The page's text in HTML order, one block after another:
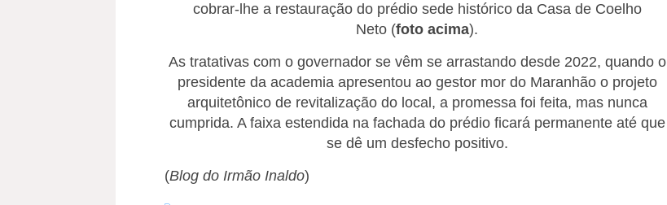
cobrar-lhe a restauração do prédio sede histórico da Casa de Coelho
Neto (foto acima).
As tratativas com o governador se vêm se arrastando desde 2022, quando o
presidente da academia apresentou ao gestor mor do Maranhão o projeto
arquitetônico de revitalização do local, a promessa foi feita, mas nunca
cumprida. A faixa estendida na fachada do prédio ficará permanente até que
se dê um desfecho positivo.
(Blog do Irmão Inaldo)